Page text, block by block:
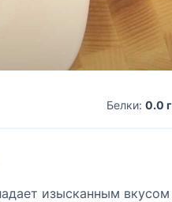
Белки: 0.0 г
изысканным